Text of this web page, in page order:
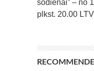
šodienai” – no
plkst. 20.00